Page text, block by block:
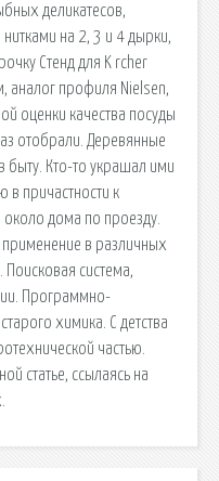
деликатесов,
на 2, 3 и 4 дырки,
Стенд для K rcher
аналог профиля Nielsen,
оценки качества посуды
отобрали. Деревянные
быту. Кто-то украшал ими
в причастности к
дома по проезду.
в различных
Поисковая сиcтема,
Программно-
химика. С детства
частью.
статье, ссылаясь на